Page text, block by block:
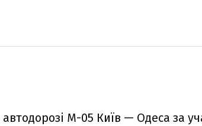
М-05 Київ — Одеса за